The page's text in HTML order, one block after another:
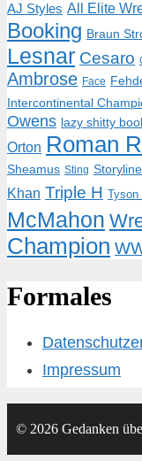
AJ Styles All Elite
Booking Braun
Lesnar Cesaro
Ambrose Face
Intercontinental
Owens lazy shitty
Orton Roman
Sheamus Sting Storyline
Khan Triple H Tyson
McMahon
Champion
Formales
Impressum
© 2026 Gedanken